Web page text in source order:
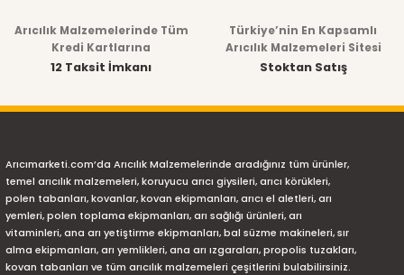
Arıcılık Malzemelerinde Tüm
Kredi Kartlarına
12 Taksit İmkanı
Türkiye’nin En Kapsamlı
Arıcılık Malzemeleri Sitesi
Stoktan Satış
Arıcımarketi.com’da Arıcılık Malzemelerinde aradığınız tüm ürünler,
temel arıcılık malzemeleri, koruyucu arıcı giysileri, arıcı körükleri,
polen tabanları, kovanlar, kovan ekipmanları, arıcı el aletleri, arı
yemleri, polen toplama ekipmanları, arı sağlığı ürünleri, arı
vitaminleri, ana arı yetiştirme ekipmanları, bal süzme makineleri, sır
alma ekipmanları, arı yemlikleri, ana arı ızgaraları, propolis tuzakları,
kovan tabanları ve tüm arıcılık malzemeleri çeşitlerini bulabilirsiniz.